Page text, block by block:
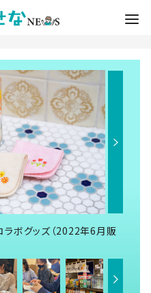
ラボグッズ（2022年6月販